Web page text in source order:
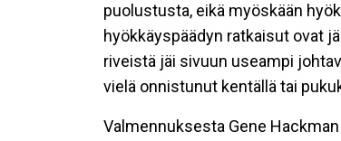
puolustusta, eikä myöskään
hyökkäyspäädyn ratkaisut ovat
riveistä jäi sivuun useampi
vielä onnistunut kentällä tai
Valmennuksesta Gene